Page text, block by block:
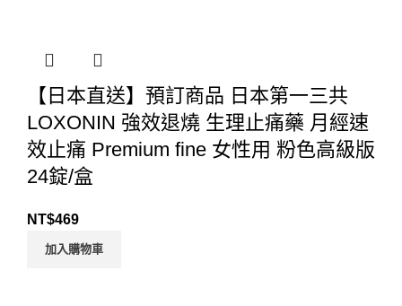
【日本直送】預訂商品 日本第一三共
LOXONIN 強效退燒 生理止痛藥 月經速
效止痛 Premium fine 女性用 粉色高級版
24錠/盒
NT$469
加入購物車